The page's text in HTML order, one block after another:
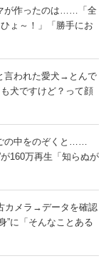
が作ったのは……「全
ょ～！」「勝手にお
言われた愛犬→とんで
犬ですけど？って顔
の中をのぞくと……
が160万再生「知らぬが
カメラ→データを確認
に「そんなことある